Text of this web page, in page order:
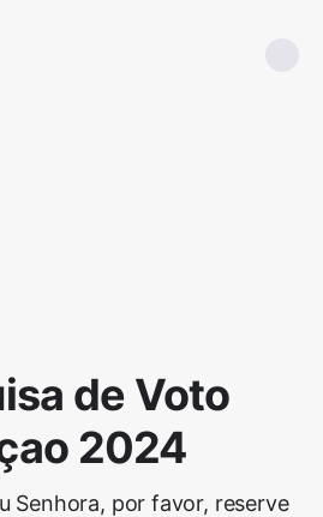
de Voto
2024
Senhora, por favor, reserve